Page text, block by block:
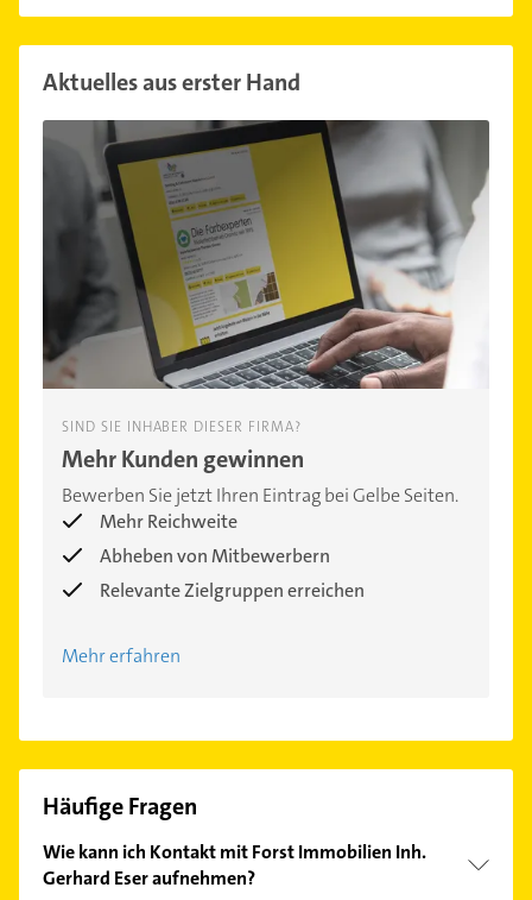
Aktuelles aus erster Hand
SIND SIE INHABER DIESER FIRMA?
Mehr Kunden gewinnen
Bewerben Sie jetzt Ihren Eintrag bei Gelbe Seiten.
Mehr Reichweite
Abheben von Mitbewerbern
Relevante Zielgruppen erreichen
Mehr erfahren
Häufige Fragen
Wie kann ich Kontakt mit Forst Immobilien Inh.
Gerhard Eser aufnehmen?